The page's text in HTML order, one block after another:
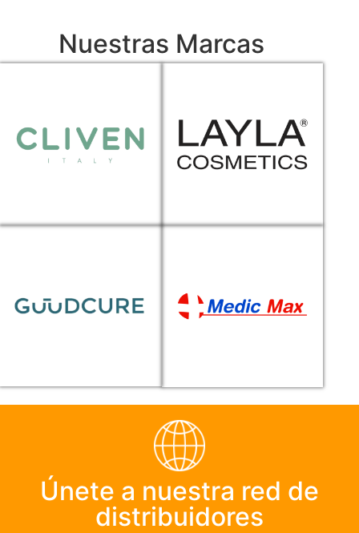
Nuestras Marcas
Únete a nuestra red de
distribuidores